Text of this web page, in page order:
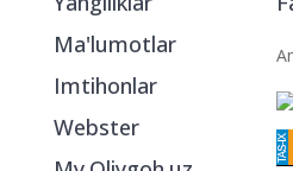
Ma'lumotlar
Imtihonlar
Webster